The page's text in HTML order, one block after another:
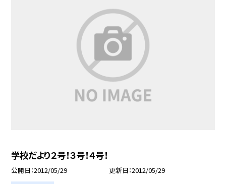
学校だより２号！３号！４号！
公開日 2012/05/29 更新日 2012/05/29